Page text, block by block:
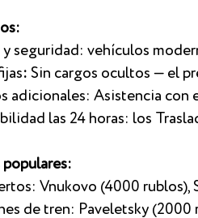
seguridad: vehículos
: Sin cargos ocultos — el
adicionales: Asistencia con
las 24 horas: los
Vnukovo (4000
de tren: Paveletsky (2000